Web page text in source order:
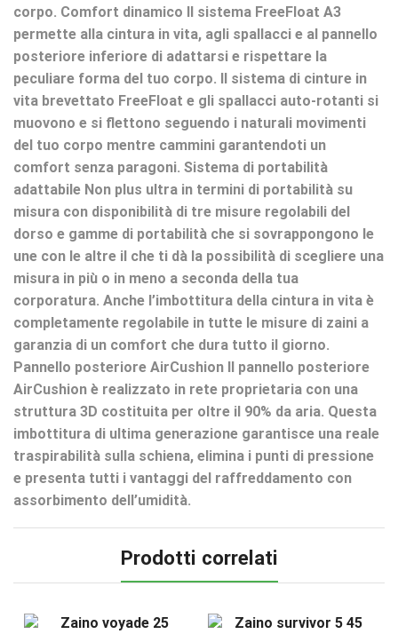
corpo. Comfort dinamico Il sistema FreeFloat A3
permette alla cintura in vita, agli spallacci e al pannello
posteriore inferiore di adattarsi e rispettare la
peculiare forma del tuo corpo. Il sistema di cinture in
vita brevettato FreeFloat e gli spallacci auto-rotanti si
muovono e si flettono seguendo i naturali movimenti
del tuo corpo mentre cammini garantendoti un
comfort senza paragoni. Sistema di portabilità
adattabile Non plus ultra in termini di portabilità su
misura con disponibilità di tre misure regolabili del
dorso e gamme di portabilità che si sovrappongono le
une con le altre il che ti dà la possibilità di scegliere una
misura in più o in meno a seconda della tua
corporatura. Anche l’imbottitura della cintura in vita è
completamente regolabile in tutte le misure di zaini a
garanzia di un comfort che dura tutto il giorno.
Pannello posteriore AirCushion Il pannello posteriore
AirCushion è realizzato in rete proprietaria con una
struttura 3D costituita per oltre il 90% da aria. Questa
imbottitura di ultima generazione garantisce una reale
traspirabilità sulla schiena, elimina i punti di pressione
e presenta tutti i vantaggi del raffreddamento con
assorbimento dell’umidità.
Prodotti correlati